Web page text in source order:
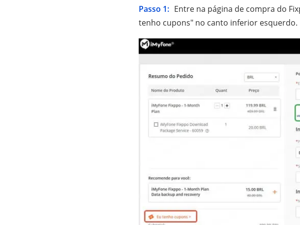
Passo 1: Entre na página de compra do
tenho cupons" no canto inferior esquerdo.